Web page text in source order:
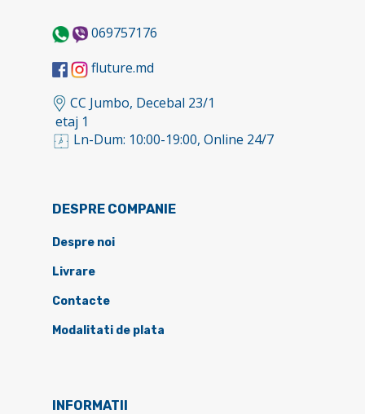
069757176
fluture.md
CC Jumbo, Decebal 23/1
etaj 1
Ln-Dum: 10:00-19:00, Online 24/7
DESPRE COMPANIE
Despre noi
Livrare
Contacte
Modalitati de plata
INFORMATII